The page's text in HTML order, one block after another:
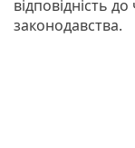
відповідність
законодавства.